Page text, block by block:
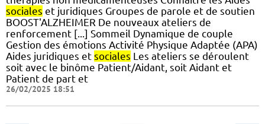
sociales et juridiques Groupes de parole et de soutien
BOOST'ALZHEIMER De nouveaux ateliers de
renforcement [...] Sommeil Dynamique de couple
Gestion des émotions Activité Physique Adaptée (APA)
Aides juridiques et sociales Les ateliers se déroulent
soit avec le binôme Patient/Aidant, soit Aidant et
Patient de part et
26/02/2025 18:51